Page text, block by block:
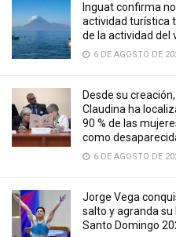
Inguat confirma
actividad turística
de la actividad del
6 DE AGOSTO DE
Desde su
Claudina ha
90 % de las
como
6 DE AGOSTO DE
Jorge Vega
salto y agranda su
Santo Domingo